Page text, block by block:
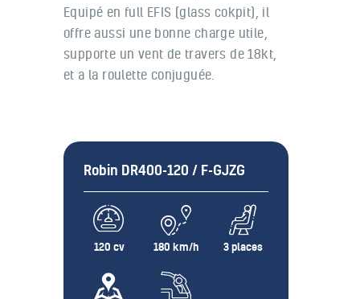
Equipé en full EFIS (glass cokpit), il
offre aussi une bonne charge utile,
supporte un vent de travers de 18kt,
et a la roulette conjuguée.
Robin DR400-120 / F-GJZG
120 cv 180 km/h 3 places